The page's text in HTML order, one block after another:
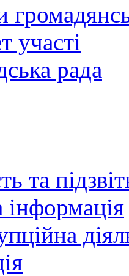
участі
рада
та
інформація